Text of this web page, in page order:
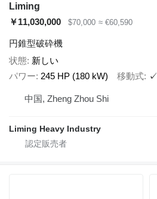
Liming
￥11,030,000
$70,000 ≈ €60,590
円錐型破砕機
状態 新しい
パワー 245 HP (180 kW) 移動式 ✓
中国, Zheng Zhou Shi
Liming Heavy Industry